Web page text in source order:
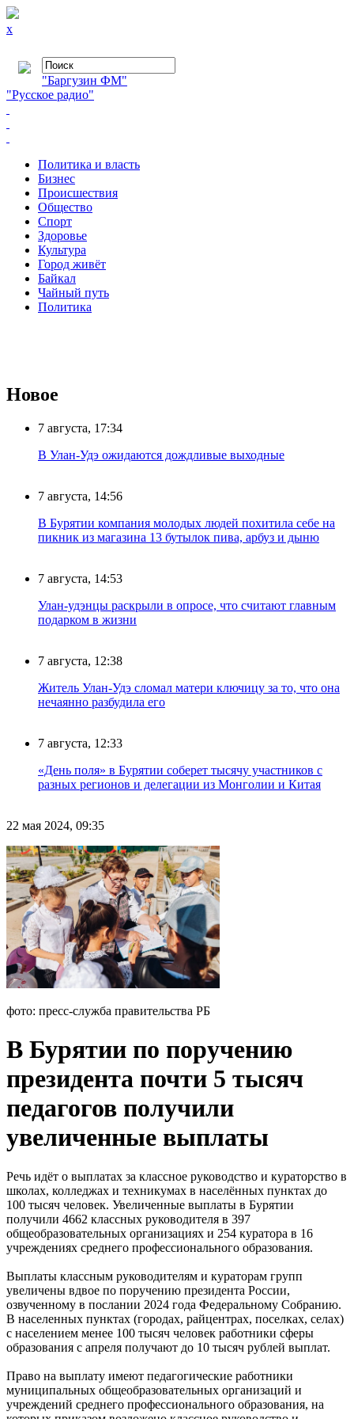
x
"Баргузин ФМ"
"Русское радио"
Политика и власть
Бизнес
Происшествия
Общество
Cпорт
Здоровье
Культура
Город живёт
Байкал
Чайный путь
Политика
Новое
7 августа, 17:34
В Улан-Удэ ожидаются дождливые выходные
7 августа, 14:56
В Бурятии компания молодых людей похитила себе на
пикник из магазина 13 бутылок пива, арбуз и дыню
7 августа, 14:53
Улан-удэнцы раскрыли в опросе, что считают главным
подарком в жизни
7 августа, 12:38
Житель Улан-Удэ сломал матери ключицу за то, что она
нечаянно разбудила его
7 августа, 12:33
«День поля» в Бурятии соберет тысячу участников с
разных регионов и делегации из Монголии и Китая
22 мая 2024, 09:35
фото: пресс-служба правительства РБ
В Бурятии по поручению
президента почти 5 тысяч
педагогов получили
увеличенные выплаты
Речь идёт о выплатах за классное руководство и кураторство в
школах, колледжах и техникумах в населённых пунктах до
100 тысяч человек. Увеличенные выплаты в Бурятии
получили 4662 классных руководителя в 397
общеобразовательных организациях и 254 куратора в 16
учреждениях среднего профессионального образования.
Выплаты классным руководителям и кураторам групп
увеличены вдвое по поручению президента России,
озвученному в послании 2024 года Федеральному Собранию.
В населенных пунктах (городах, райцентрах, поселках, селах)
с населением менее 100 тысяч человек работники сферы
образования с апреля получают до 10 тысяч рублей выплат.
Право на выплату имеют педагогические работники
муниципальных общеобразовательных организаций и
учреждений среднего профессионального образования, на